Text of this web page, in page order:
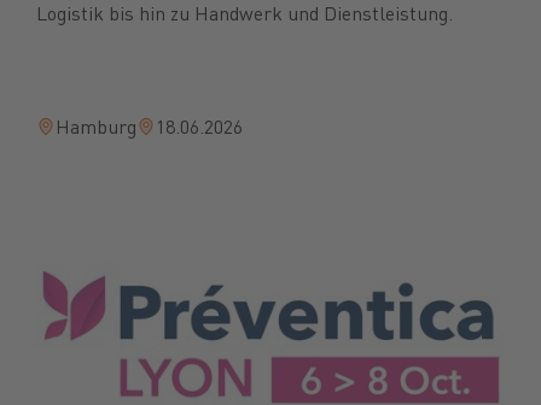
Logistik bis hin zu Handwerk und Dienstleistung.
Hamburg 18.06.2026